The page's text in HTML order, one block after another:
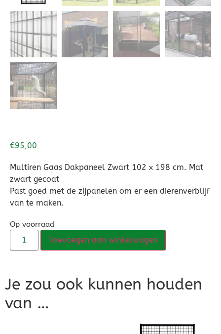
€95,00
Multiren Gaas Dakpaneel Zwart 102 x 198 cm. Mat
zwart gecoat
Past goed met de zijpanelen om er een dierenverblijf
van te maken.
Op voorraad
Toevoegen aan winkelwagen
Je zou ook kunnen houden
van …